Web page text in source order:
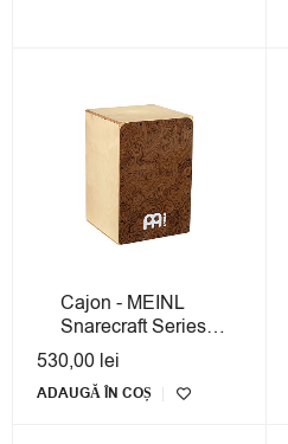
Cajon - MEINL
Snarecraft Series
Snare 80 - Burl
Wood
530,00 lei
ADAUGĂ ÎN COȘ